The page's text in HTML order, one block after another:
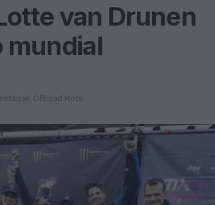
van Drunen
mundial
Offroad Moto